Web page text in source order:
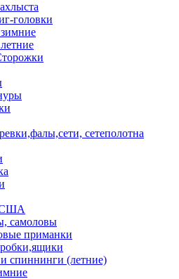
головки
сетеполотна
США
самоловы
приманки
спиннинги (летние)